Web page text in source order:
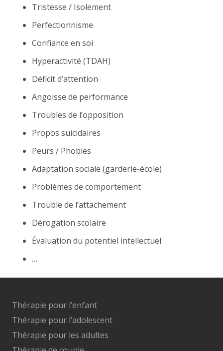
Tristesse / Isolement
Perfectionnisme
Confiance en soi
Hyperactivité (TDAH)
Déficit d’attention
Angoisse de performance
Troubles de l’opposition
Propos suicidaires
Peurs / Phobies
Adaptation sociale (garderie-école)
Problèmes de comportement
Trouble de l’attachement
Dérogation scolaire
Évaluation du potentiel intellectuel
…
Thérapie pour l’enfant
Thérapie pour l’adolescent
Thérapie pour les adultes